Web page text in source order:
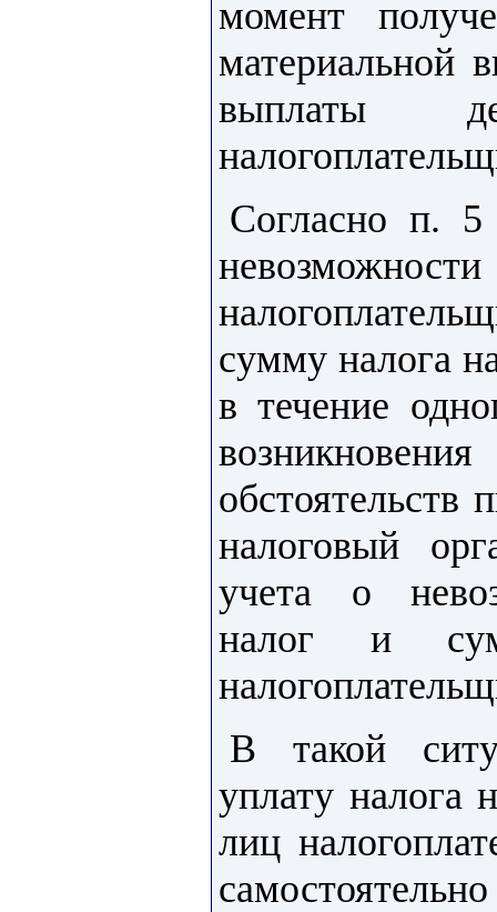
момент
материальной
выплаты
Согласно п.
сумму налога
в течение
обстоятельств
налоговый
учета о
налог и
В такой
уплату налога
лиц